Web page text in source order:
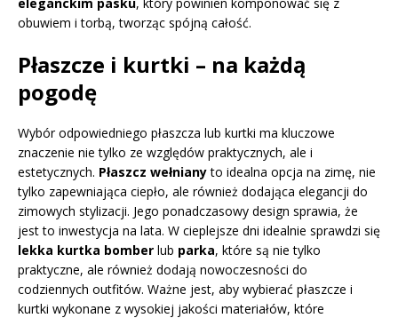
obuwiem i torbą, tworząc spójną całość.
Płaszcze i kurtki – na każdą
pogodę
Wybór odpowiedniego płaszcza lub kurtki ma kluczowe
znaczenie nie tylko ze względów praktycznych, ale i
estetycznych. Płaszcz wełnianyto idealna opcja na zimę, nie
tylko zapewniająca ciepło, ale również dodająca elegancji do
zimowych stylizacji. Jego ponadczasowy design sprawia, że
jest to inwestycja na lata. W cieplejsze dni idealnie sprawdzi się
lekka kurtka bomber lub parka, które są nie tylko
praktyczne, ale również dodają nowoczesności do
codziennych outfitów. Ważne jest, aby wybierać płaszcze i
kurtki wykonane z wysokiej jakości materiałów, które